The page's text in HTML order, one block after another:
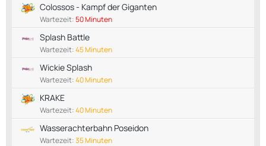
Colossos - Kampf der Giganten
Wartezeit:50 Minuten
Splash Battle
Wartezeit:45 Minuten
Wickie Splash
Wartezeit:40 Minuten
KRAKE
Wartezeit:40 Minuten
Wasserachterbahn Poseidon
Wartezeit:35 Minuten